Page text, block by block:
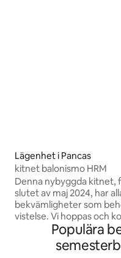
Lägenhet i Pancas
kitnet balonismo HRM
Denna nybyggda kitnet,
slutet av maj 2024, har
bekvämligheter som
vistelse. Vi hoppas och
glada om dina
Miljön har en bekväm
madrass, toppmodern
Populära